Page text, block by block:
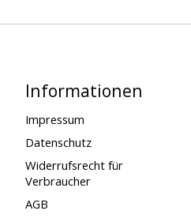
Informationen
Impressum
Datenschutz
Widerrufsrecht für
Verbraucher
AGB